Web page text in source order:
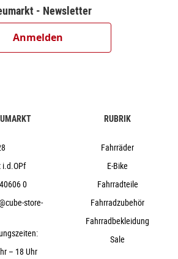
Shimano HB-TX505, QR, Centerlock
Shimano FH-MT400-B, 12mm, Boost,
32H, Disc, Tubeless Ready
Pro / EE: ACID Hybrid Perform
Top Zero-Stack 1 1/2" (ZS 56mm),
1/2" (ZS 56mm)
CUBE Performance Post, 30.9mm
Sequence
kg
- Newsletter
Anmelden
i.d.OPf
0
store-
– 18 Uhr
RUBRIK
Fahrräder
E-Bike
Fahrradteile
Fahrradzubehör
Fahrradbekleidung
Sale